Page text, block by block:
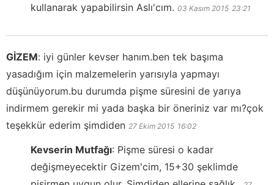
kullanarak yapabilirsin Aslı'cım. 03 Kasım 2015 23:21
GİZEM: iyi günler kevser hanım.ben tek başıma
yasadığım için malzemelerin yarısıyla yapmayı
düşünüyorum.bu durumda pişme süresini de yarıya
indirmem gerekir mi yada başka bir öneriniz var mı?çok
teşekkür ederim şimdiden 27 Ekim 2015 16:02
Kevserin Mutfağı: Pişme süresi o kadar
değişmeyecektir Gizem'cim, 15+30 şeklimde